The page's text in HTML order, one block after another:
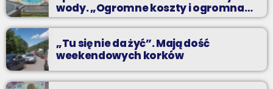
wody. „Ogromne koszty i ogromna
praca”
„Tu się nie da żyć”. Mają dość
weekendowych korków